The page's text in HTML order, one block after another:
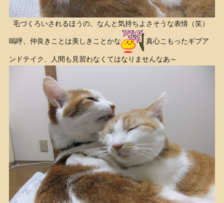
毛づくろいされるほうの、なんと気持ちよさそうな表情（笑）
嗚呼、仲良きことは美しきことかな 真心こもったギブア
ンドテイク、人間も見習わなくてはなりませんなあ～